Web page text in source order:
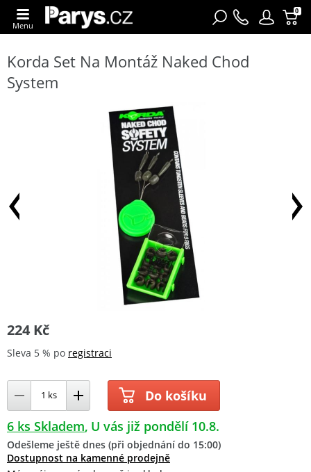
0
Menu
Korda Set Na Montáž Naked Chod
System
224 Kč
Sleva 5 % po registraci
Do košíku
6 ks Skladem U vás již pondělí 10.8.
Odešleme ještě dnes (při objednání do 15:00)
Dostupnost na kamenné prodejně